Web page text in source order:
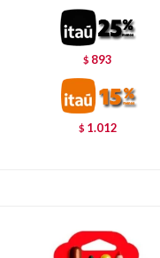
$ 893
$ 1.012